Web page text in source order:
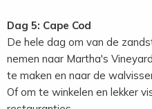
Dag 5: Cape Cod
De hele dag om van de
nemen naar Martha's
te maken en naar de
Of om te winkelen en lekker